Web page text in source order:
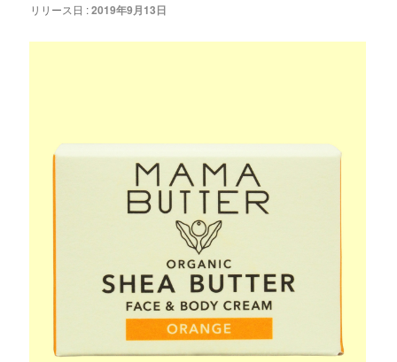
リリース日 :2019年9月13日